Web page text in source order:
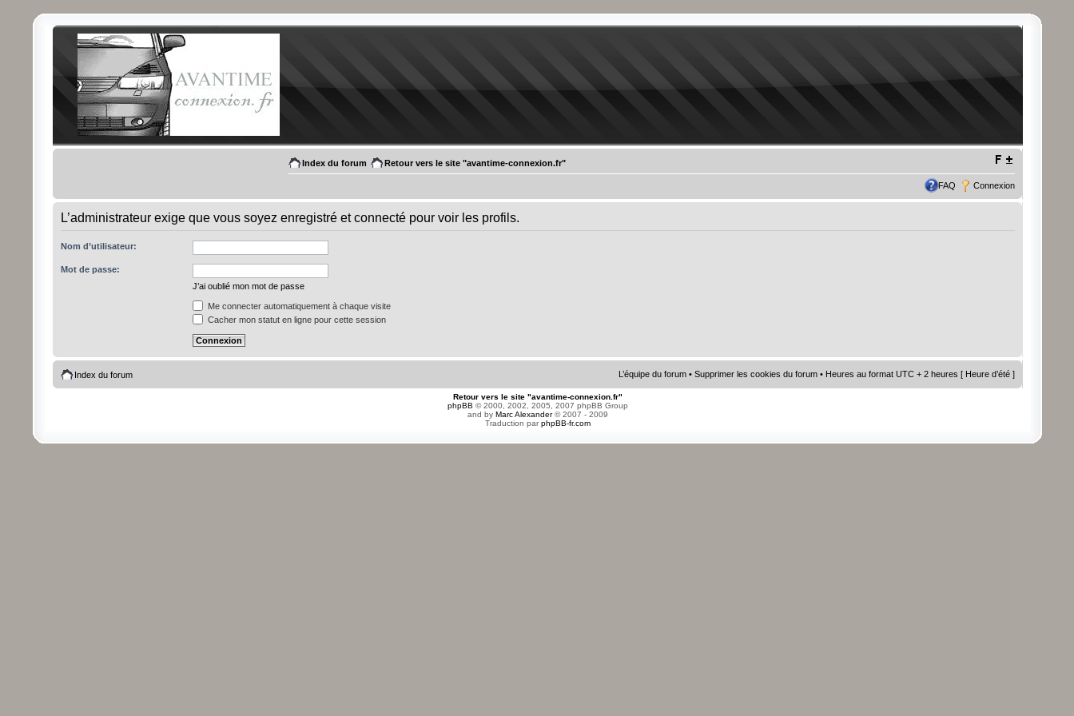
Index du forum Retour vers le site "avantime-connexion.fr"
FAQ Connexion
L’administrateur exige que vous soyez enregistré et connecté pour voir les profils.
Nom d’utilisateur:
Mot de passe:
J’ai oublié mon mot de passe
Me connecter automatiquement à chaque visite
Cacher mon statut en ligne pour cette session
Index du forum L’équipe du forum •Supprimer les cookies du forum • Heures au format UTC + 2 heures [ Heure d’été ]
Retour vers le site "avantime-connexion.fr"
phpBB © 2000, 2002, 2005, 2007 phpBB Group
and by Marc Alexander© 2007 - 2009
Traduction parphpBB-fr.com